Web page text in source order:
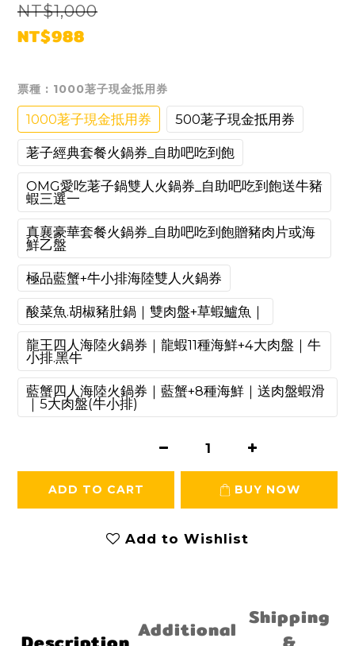
NT$1,000
NT$988
票種 : 1000荖子現金抵用券
1000荖子現金抵用券 500荖子現金抵用券
荖子經典套餐火鍋券_自助吧吃到飽
OMG愛吃荖子鍋雙人火鍋券_自助吧吃到飽送牛豬
蝦三選一
真襄豪華套餐火鍋券_自助吧吃到飽贈豬肉片或海
鮮乙盤
極品藍蟹+牛小排海陸雙人火鍋券
酸菜魚.胡椒豬肚鍋｜雙肉盤+草蝦鱸魚｜
龍王四人海陸火鍋券｜龍蝦11種海鮮+4大肉盤｜牛
小排.黑牛
藍蟹四人海陸火鍋券｜藍蟹+8種海鮮｜送肉盤蝦滑
｜5大肉盤(牛小排)
ADD TO CART BUY NOW
Add to Wishlist
Additional Shipping